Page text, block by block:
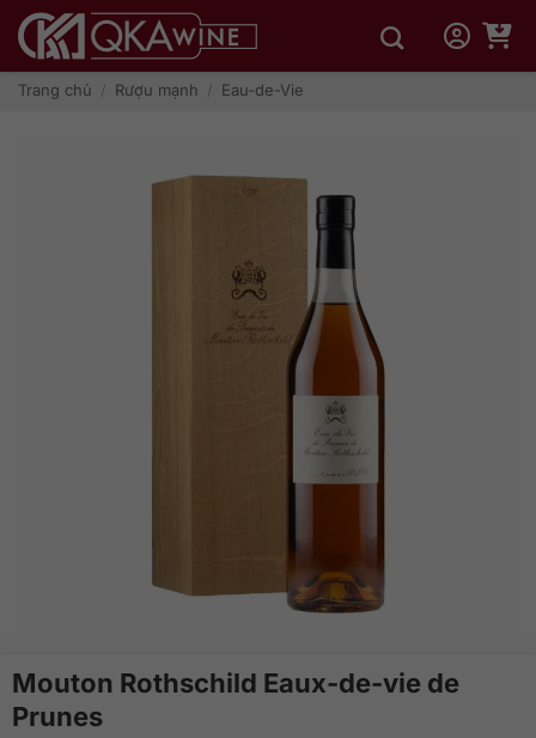
qua
dungTrang chủ / Rượu mạnh / Eau-de-Vie
Mouton Rothschild Eaux-de-vie de
Prunes